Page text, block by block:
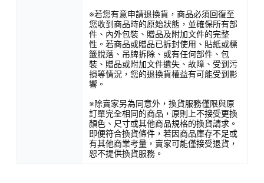
※若您有意申請退換貨，商品必須回復至
您收到商品時的原始狀態，並確保所有部
件、內外包裝、贈品及附加文件的完整
性。若商品或贈品已拆封使用、貼紙或標
籤脫落、吊牌拆除、或有任何部件、包
裝、贈品或附加文件遺失、故障、受到污
損等情況，您的退換貨權益有可能受到影
響。
※除賣家另為同意外，換貨服務僅限與原
訂單完全相同的商品，原則上不接受更換
顏色、尺寸或其他商品規格的換貨請求。
即便符合換貨條件，若因商品庫存不足或
有其他商業考量，賣家可能僅接受退貨，
恕不提供換貨服務。